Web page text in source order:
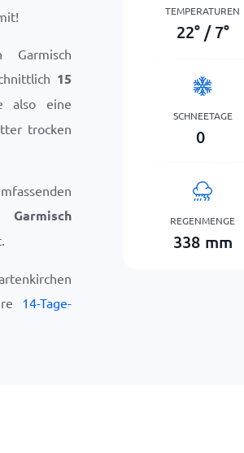
15
also eine
trocken
14-Tage-
TEMPERATUREN
22° / 7°
SCHNEETAGE
0
REGENMENGE
338 mm